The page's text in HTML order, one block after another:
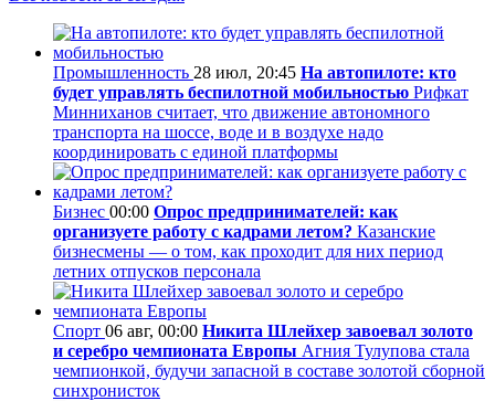
Промышленность 28 июл, 20:45 На автопилоте: кто
будет управлять беспилотной мобильностью Рифкат
Минниханов считает, что движение автономного
транспорта на шоссе, воде и в воздухе надо
координировать с единой платформы
Бизнес 00:00 Опрос предпринимателей: как
организуете работу с кадрами летом? Казанские
бизнесмены — о том, как проходит для них период
летних отпусков персонала
Спорт 06 авг, 00:00 Никита Шлейхер завоевал золото
и серебро чемпионата Европы Агния Тулупова стала
чемпионкой, будучи запасной в составе золотой сборной
синхронисток